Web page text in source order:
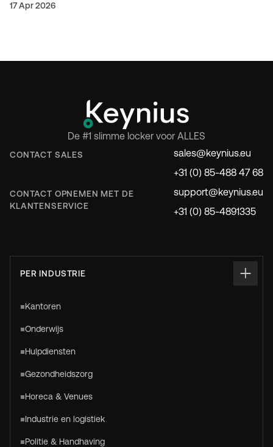
en de operatie verbetert met een mix van self-service en
17 Apr 2026
De #1 slimme locker voor ALLES
CONTACT SALES
sales@keynius.eu
+31 (0) 85-488 47 68
CONTACT OPNEMEN MET DE
KLANTENSERVICE
support@keynius.eu
+31 (0) 85-4891335
PER INDUSTRIE
Kantoren
Onderwijs
Hulpdiensten
Gezondheidszorg
Horeca & Venues
Industrie en logistiek
Politie & Handhaving